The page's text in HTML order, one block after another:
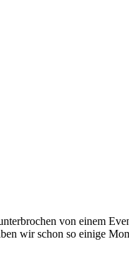
von einem
wir schon so einige